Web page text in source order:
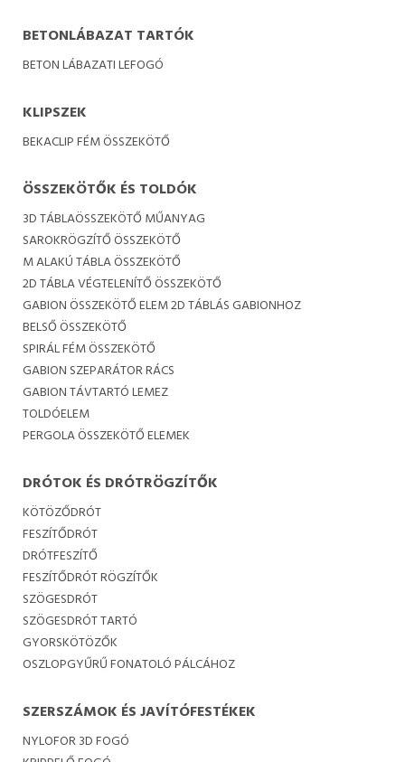
BETONLÁBAZAT TARTÓK
BETON LÁBAZATI LEFOGÓ
KLIPSZEK
BEKACLIP FÉM ÖSSZEKÖTŐ
ÖSSZEKÖTŐK ÉS TOLDÓK
3D TÁBLAÖSSZEKÖTŐ MŰANYAG
SAROKRÖGZÍTŐ ÖSSZEKÖTŐ
M ALAKÚ TÁBLA ÖSSZEKÖTŐ
2D TÁBLA VÉGTELENÍTŐ ÖSSZEKÖTŐ
GABION ÖSSZEKÖTŐ ELEM 2D TÁBLÁS GABIONHOZ
BELSŐ ÖSSZEKÖTŐ
SPIRÁL FÉM ÖSSZEKÖTŐ
GABION SZEPARÁTOR RÁCS
GABION TÁVTARTÓ LEMEZ
TOLDÓELEM
PERGOLA ÖSSZEKÖTŐ ELEMEK
DRÓTOK ÉS DRÓTRÖGZÍTŐK
KÖTÖZŐDRÓT
FESZÍTŐDRÓT
DRÓTFESZÍTŐ
FESZÍTŐDRÓT RÖGZÍTŐK
SZÖGESDRÓT
SZÖGESDRÓT TARTÓ
GYORSKÖTÖZŐK
OSZLOPGYŰRŰ FONATOLÓ PÁLCÁHOZ
SZERSZÁMOK ÉS JAVÍTÓFESTÉKEK
NYLOFOR 3D FOGÓ